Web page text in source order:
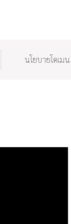
นโยบายโดเมน